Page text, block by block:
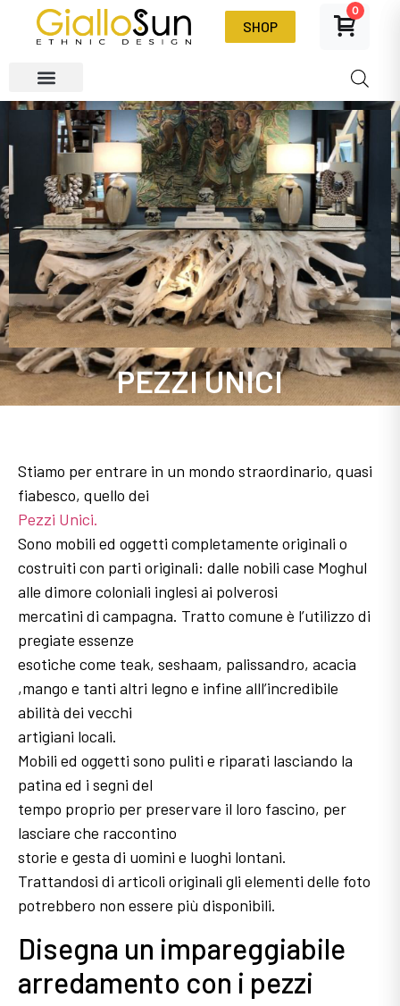
SHOP
0
PEZZI UNICI
Stiamo per entrare in un mondo straordinario, quasi
fiabesco, quello dei
Pezzi Unici.
Sono mobili ed oggetti completamente originali o
costruiti con parti originali: dalle nobili case Moghul
alle dimore coloniali inglesi ai polverosi
mercatini di campagna. Tratto comune è l’utilizzo di
pregiate essenze
esotiche come teak, seshaam, palissandro, acacia
,mango e tanti altri legno e infine alll’incredibile
abilità dei vecchi
artigiani locali.
Mobili ed oggetti sono puliti e riparati lasciando la
patina ed i segni del
tempo proprio per preservare il loro fascino, per
lasciare che raccontino
storie e gesta di uomini e luoghi lontani.
Trattandosi di articoli originali gli elementi delle foto
potrebbero non essere più disponibili.
Disegna un impareggiabile
arredamento con i pezzi